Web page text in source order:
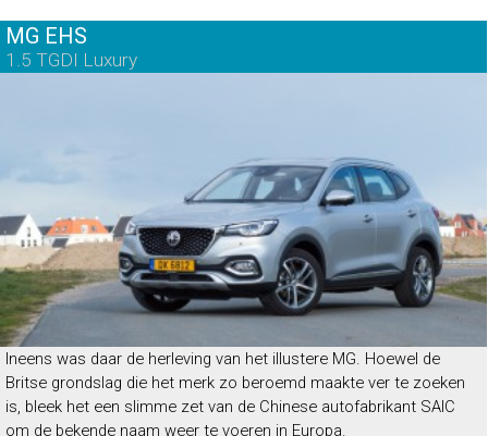
MG EHS
1.5 TGDI Luxury
Ineens was daar de herleving van het illustere MG. Hoewel de
Britse grondslag die het merk zo beroemd maakte ver te zoeken
is, bleek het een slimme zet van de Chinese autofabrikant SAIC
om de bekende naam weer te voeren in Europa.